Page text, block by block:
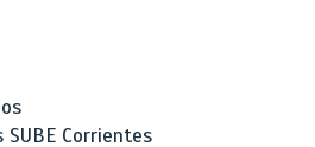
Corrientes